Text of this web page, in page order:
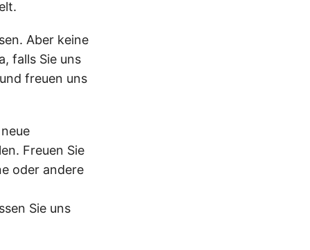
Aber keine
falls Sie uns
und freuen uns
Freuen Sie
oder andere
Sie uns